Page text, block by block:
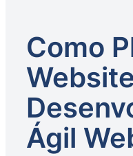
Como
Ágil